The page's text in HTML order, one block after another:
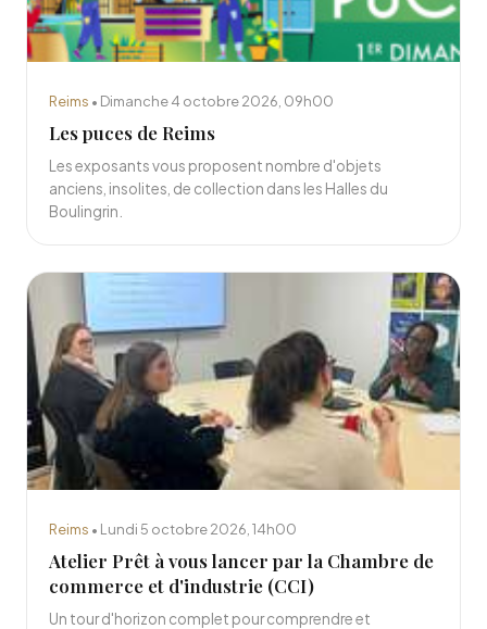
Reims • Dimanche 4 octobre 2026, 09h00
Les puces de Reims
Les exposants vous proposent nombre d'objets
anciens, insolites, de collection dans les Halles du
Boulingrin.
Reims • Lundi 5 octobre 2026, 14h00
Atelier Prêt à vous lancer par la Chambre de
commerce et d'industrie (CCI)
Un tour d'horizon complet pour comprendre et